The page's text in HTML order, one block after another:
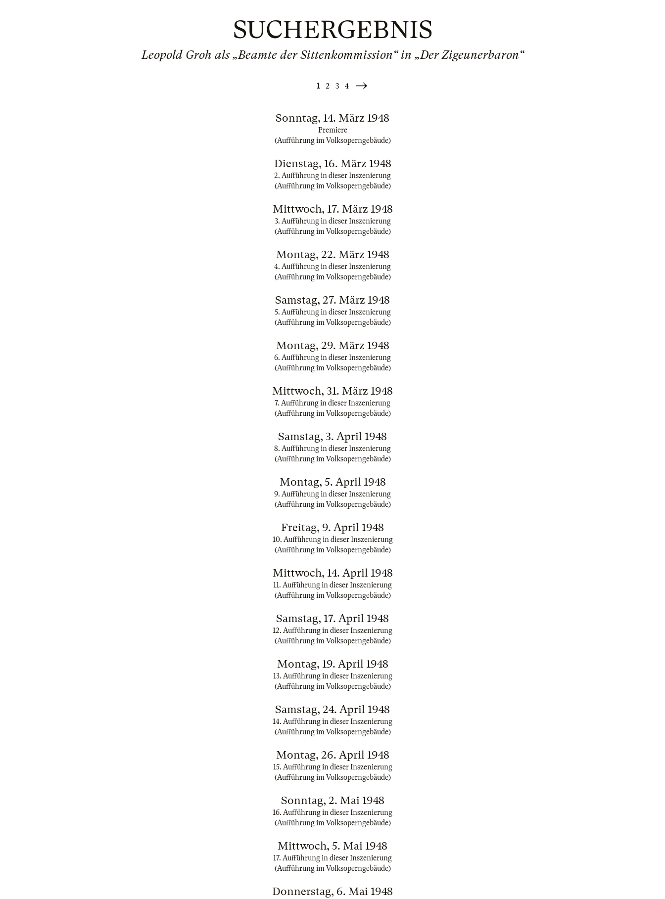
SUCHERGEBNIS
Leopold Groh als „Beamte der Sittenkommission“ in „Der Zigeunerbaron“
1 2 3 4
Weiter
Sonntag, 14. März 1948
Premiere
(Aufführung im Volksoperngebäude)
Dienstag, 16. März 1948
2. Aufführung in dieser Inszenierung
(Aufführung im Volksoperngebäude)
Mittwoch, 17. März 1948
3. Aufführung in dieser Inszenierung
(Aufführung im Volksoperngebäude)
Montag, 22. März 1948
4. Aufführung in dieser Inszenierung
(Aufführung im Volksoperngebäude)
Samstag, 27. März 1948
5. Aufführung in dieser Inszenierung
(Aufführung im Volksoperngebäude)
Montag, 29. März 1948
6. Aufführung in dieser Inszenierung
(Aufführung im Volksoperngebäude)
Mittwoch, 31. März 1948
7. Aufführung in dieser Inszenierung
(Aufführung im Volksoperngebäude)
Samstag, 3. April 1948
8. Aufführung in dieser Inszenierung
(Aufführung im Volksoperngebäude)
Montag, 5. April 1948
9. Aufführung in dieser Inszenierung
(Aufführung im Volksoperngebäude)
Freitag, 9. April 1948
10. Aufführung in dieser Inszenierung
(Aufführung im Volksoperngebäude)
Mittwoch, 14. April 1948
11. Aufführung in dieser Inszenierung
(Aufführung im Volksoperngebäude)
Samstag, 17. April 1948
12. Aufführung in dieser Inszenierung
(Aufführung im Volksoperngebäude)
Montag, 19. April 1948
13. Aufführung in dieser Inszenierung
(Aufführung im Volksoperngebäude)
Samstag, 24. April 1948
14. Aufführung in dieser Inszenierung
(Aufführung im Volksoperngebäude)
Montag, 26. April 1948
15. Aufführung in dieser Inszenierung
(Aufführung im Volksoperngebäude)
Sonntag, 2. Mai 1948
16. Aufführung in dieser Inszenierung
(Aufführung im Volksoperngebäude)
Mittwoch, 5. Mai 1948
17. Aufführung in dieser Inszenierung
(Aufführung im Volksoperngebäude)
Donnerstag, 6. Mai 1948